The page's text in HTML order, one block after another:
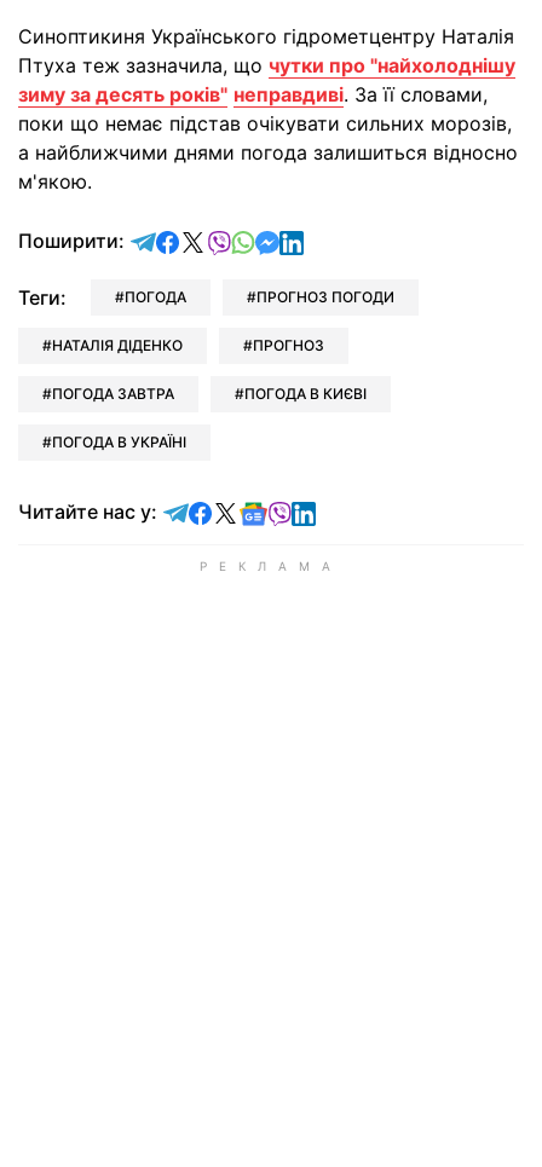
Синоптикиня Українського гідрометцентру Наталія
Птуха теж зазначила, що чутки про "найхолоднішу
зиму за десять років" неправдиві. За її словами,
поки що немає підстав очікувати сильних морозів,
а найближчими днями погода залишиться відносно
м'якою.
Поширити: відправити у Telegram
поділитись у Facebook
поділитись у X
відправити у Viber
відправити у Whatsapp
відправити у Messenger
відправити у LinkedIn
Теги: ПОГОДА ПРОГНОЗ ПОГОДИ
НАТАЛІЯ ДІДЕНКО ПРОГНОЗ
ПОГОДА ЗАВТРА ПОГОДА В КИЄВІ
ПОГОДА В УКРАЇНІ
Читайте нас у: Читайте у Telegram
Читайте у Facebook
Читайте у X
Читайте у Google news
Читайте у Viber
Читайте у LinkedIn